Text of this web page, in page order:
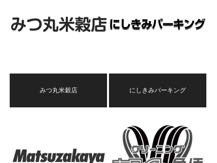
みつ丸米穀店 にしきみパーキング